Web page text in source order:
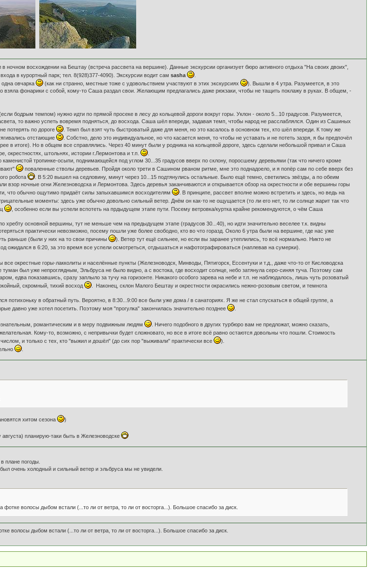
в ночном восхождении на Бештау (встреча рассвета на вершине). Данные экскурсии организует бюро активного отдыха "На своих двоих",
в курортный парк; тел. 8(928)377-4090). Экскурсии водит сам sasha
овчарка
(как ни странно, местные тоже с удовольствием участвуют в этих экскурсиях
). Вышли в 4 утра. Разумеется, в это
взяла фонарики с собой, кому-то Саша раздал свои. Желающим предлагались даже рюкзаки, чтобы не тащить поклажу в руках. В общем, -
бодрым темпом) нужно идти по прямой просеке в лесу до кольцевой дороги вокруг горы. Уклон - около 5...10 градусов. Разумеется,
то важно успеть вовремя подняться, до восхода. Саша шёл впереди, задавая темп, чтобы народ не расслаблялся. Один из Сашиных
потерять по дороге
. Темп был взят чуть быстроватый даже для меня, но это касалось в основном тех, кто шёл впереди. К тому же
отстающие
. Собстно, дело это индивидуальное, но что касается меня, то чтобы не уставать и не потеть зазря, я бы предпочёл
в итоге). Но в общем все справлялись. Через 40 минут были у родника на кольцевой дороге, здесь сделали небольшой привал и Саша
окрестностях, штольнях, истории г.Лермонтова и т.п.
тропинке-осыпи, поднимающейся под углом 30...35 градусов вверх по склону, поросшему деревьями (так что ничего кроме
поваленные стволы деревьев. Пройдя около трети в Сашином рваном ритме, мне это поднадоело, и я попёр сам по себе вверх без
робота
. В 5:20 вышел на седловину, минут через 10...15 подтянулись остальные. Было ещё темно, светились звёзды, а по обеим
взор ночные огни Железноводска и Лермонтова. Здесь деревья заканчиваются и открывается обзор на окрестности и обе вершины горы
что обычно ощутимо придаёт силы запыхавшимся восходителям
. В принципе, рассвет вполне можно встретить и здесь, но ведь на
моменты: здесь уже обычно довольно сильный ветер. Днём он как-то не ощущается (то ли его нет, то ли солнце жарит так что
, особенно если вы успели вспотеть на прдыдущем этапе пути. Посему ветровка/куртка крайне рекомендуются, о чём Саша
хребту основной вершины, тут не меньше чем на предыдущем этапе (градусов 30...40), но идти значительно веселее т.к. видны
практически невозможно, посему пошли уже более свободно, кто во что горазд. Около 6 утра были на вершине, где нас уже
раньше (были у них на то свои причины
). Ветер тут ещё сильнее, но если вы заранее утеплились, то всё нормально. Никто не
ожидался в 6:20, за это время все успели осмотреться, отдышаться и нафотографироваться (наплевав на сумерки).
окрестные горы-лакколиты и населённые пункты (Железноводск, Минводы, Пятигорск, Ессентуки и т.д., даже что-то от Кисловодска
был уже непроглядным, Эльбруса не было видно, а с востока, где восходит солнце, небо затянула серо-синяя туча. Поэтому сам
едва показавшись, сразу заплыло за тучу на горизонте. Никакого особого зарева на небе и т.п. не наблюдалось, лишь чуть розоватый
скромный, тихий восход
. Наконец, склон Малого Бештау и окрестности окрасились нежно-розовым светом, и темнота
потихоньку в обратный путь. Вероятно, в 8:30...9:00 все были уже дома / в санаториях. Я же не стал спускаться в общей группе, а
давно уже хотел посетить. Поэтому моя "прогулка" закончилась значительно позднее
романтическим и в меру подвижным людям
. Ничего подобного в других турбюро вам не предложат, можно сказать,
Кому-то, возможно, с непривычки будет сложновато, но все в итоге всё равно остаются довольны что пошли. Стоимость
и только с тех, кто "выжил и дошёл" (до сих пор "выживали" практически все
).
хитом сезона )
планирую-таки быть в Железноводске
плане погоды.
очень холодный и сильный ветер и эльбруса мы не увидели.
волосы дыбом встали (...то ли от ветра, то ли от восторга...). Большое спасибо за диск.
волосы дыбом встали (...то ли от ветра, то ли от восторга...). Большое спасибо за диск.